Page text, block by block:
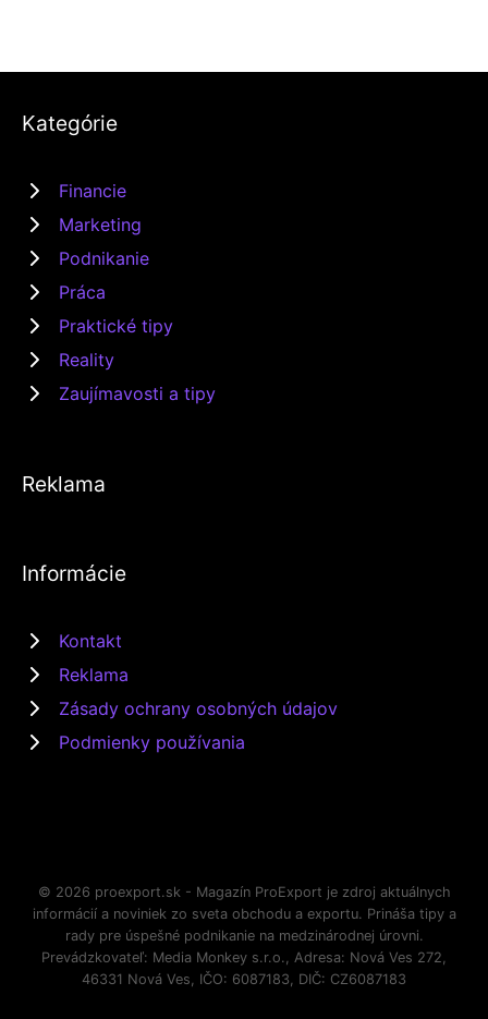
Kategórie
Financie
Marketing
Podnikanie
Práca
Praktické tipy
Reality
Zaujímavosti a tipy
Reklama
Informácie
Kontakt
Reklama
Zásady ochrany osobných údajov
Podmienky používania
© 2026 proexport.sk - Magazín ProExport je zdroj aktuálnych
informácií a noviniek zo sveta obchodu a exportu. Prináša tipy a
rady pre úspešné podnikanie na medzinárodnej úrovni.
Prevádzkovateľ: Media Monkey s.r.o., Adresa: Nová Ves 272,
46331 Nová Ves, IČO: 6087183, DIČ: CZ6087183